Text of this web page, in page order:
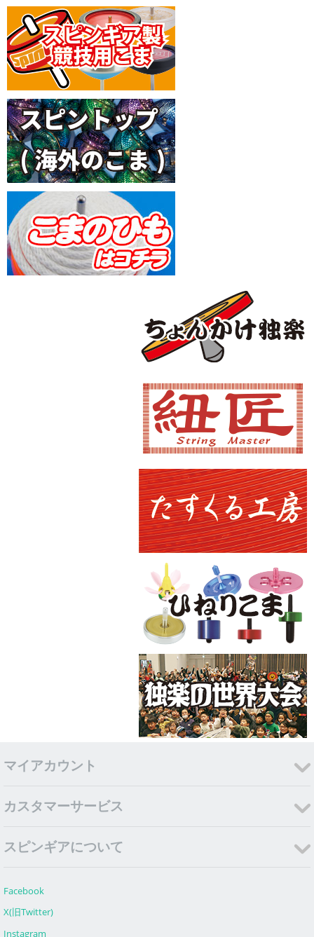
マイアカウント
カスタマーサービス
スピンギアについて
Facebook
X(旧Twitter)
Instagram